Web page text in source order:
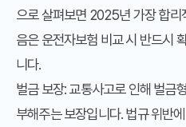
으로 살펴보면 2025년 가장 합리
음은 운전자보험 비교 시 반드시
니다.
벌금 보장: 교통사고로 인해 벌금
부해주는 보장입니다. 법규 위반